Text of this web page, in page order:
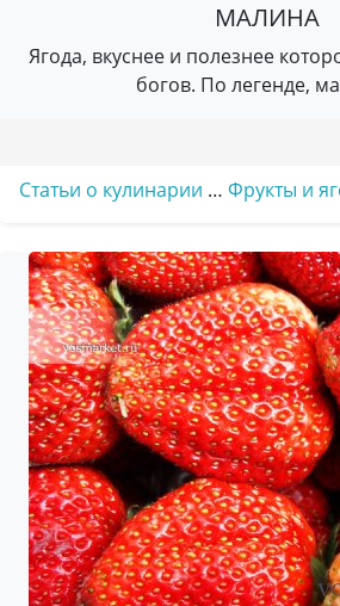
МАЛИНА
Ягода, вкуснее и полезнее
богов. По легенде,
Статьи о кулинарии … Фрукты и